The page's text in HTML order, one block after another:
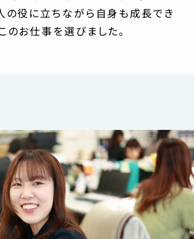
の役に立ちながら自身も成長でき
のお仕事を選びました。